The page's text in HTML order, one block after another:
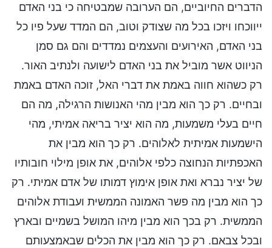
הדברים החיוביים, הם הערובה שמבטיחה כי בני האדם
ייווכחו ויזכו בכל מה שצודק וטוב, הם המדד שעל פיו כל
בני האדם, האירועים והעצמים נמדדים והם גם סמן
הניווט אשר מוביל את בני האדם לישועה ולנתיב האור.
רק כשהוא חווה באמת את דברי האל, זוכה האדם באמת
ובחיים. רק כך הוא מבין מהי האנושות הרגילה, מה הם
חיים בעלי משמעות, מה הוא יציר בריאה אמיתי, מהי
הישמעות אמיתית לאלוהים. רק כך הוא מבין את
האכפתיות הנחוצה כלפי אלוהים, את אופן מילוי חובותיו
של יציר נברא ואת אופן אימוץ דמותו של אדם אמיתי. רק
כך הוא מבין מה פשר האמונה הממשית ועבודת אלוהים
הממשית. רק בכך הוא מבין מיהו המושל בשמיים ובארץ
ובכל צבאם. רק כך הוא מבין את הכלים שבאמצעותם